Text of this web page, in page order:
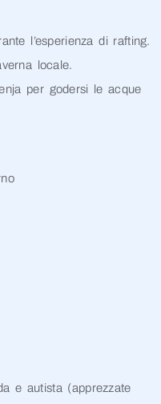
l’esperienza di rafting.
locale.
per godersi le acque
e autista (apprezzate